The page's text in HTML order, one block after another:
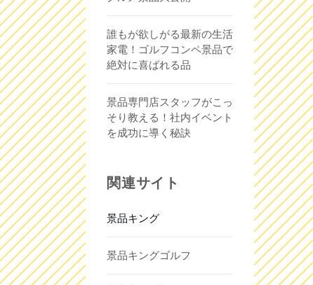
誰もが欲しがる最新の生活
家電！ゴルフコンペ景品で
絶対に喜ばれる品
景品専門店スタッフがこっ
そり教える！社内イベント
を成功に導く秘訣
関連サイト
景品キング
景品キングゴルフ